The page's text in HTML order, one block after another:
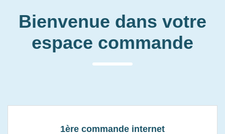
Bienvenue dans votre
espace commande
1ère commande internet